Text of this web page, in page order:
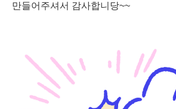
만들어주셔서 감사합니당~~